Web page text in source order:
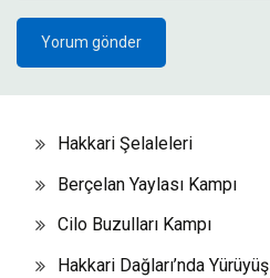
Hakkari Şelaleleri
Berçelan Yaylası Kampı
Cilo Buzulları Kampı
Hakkari Dağları’nda Yürüyüş